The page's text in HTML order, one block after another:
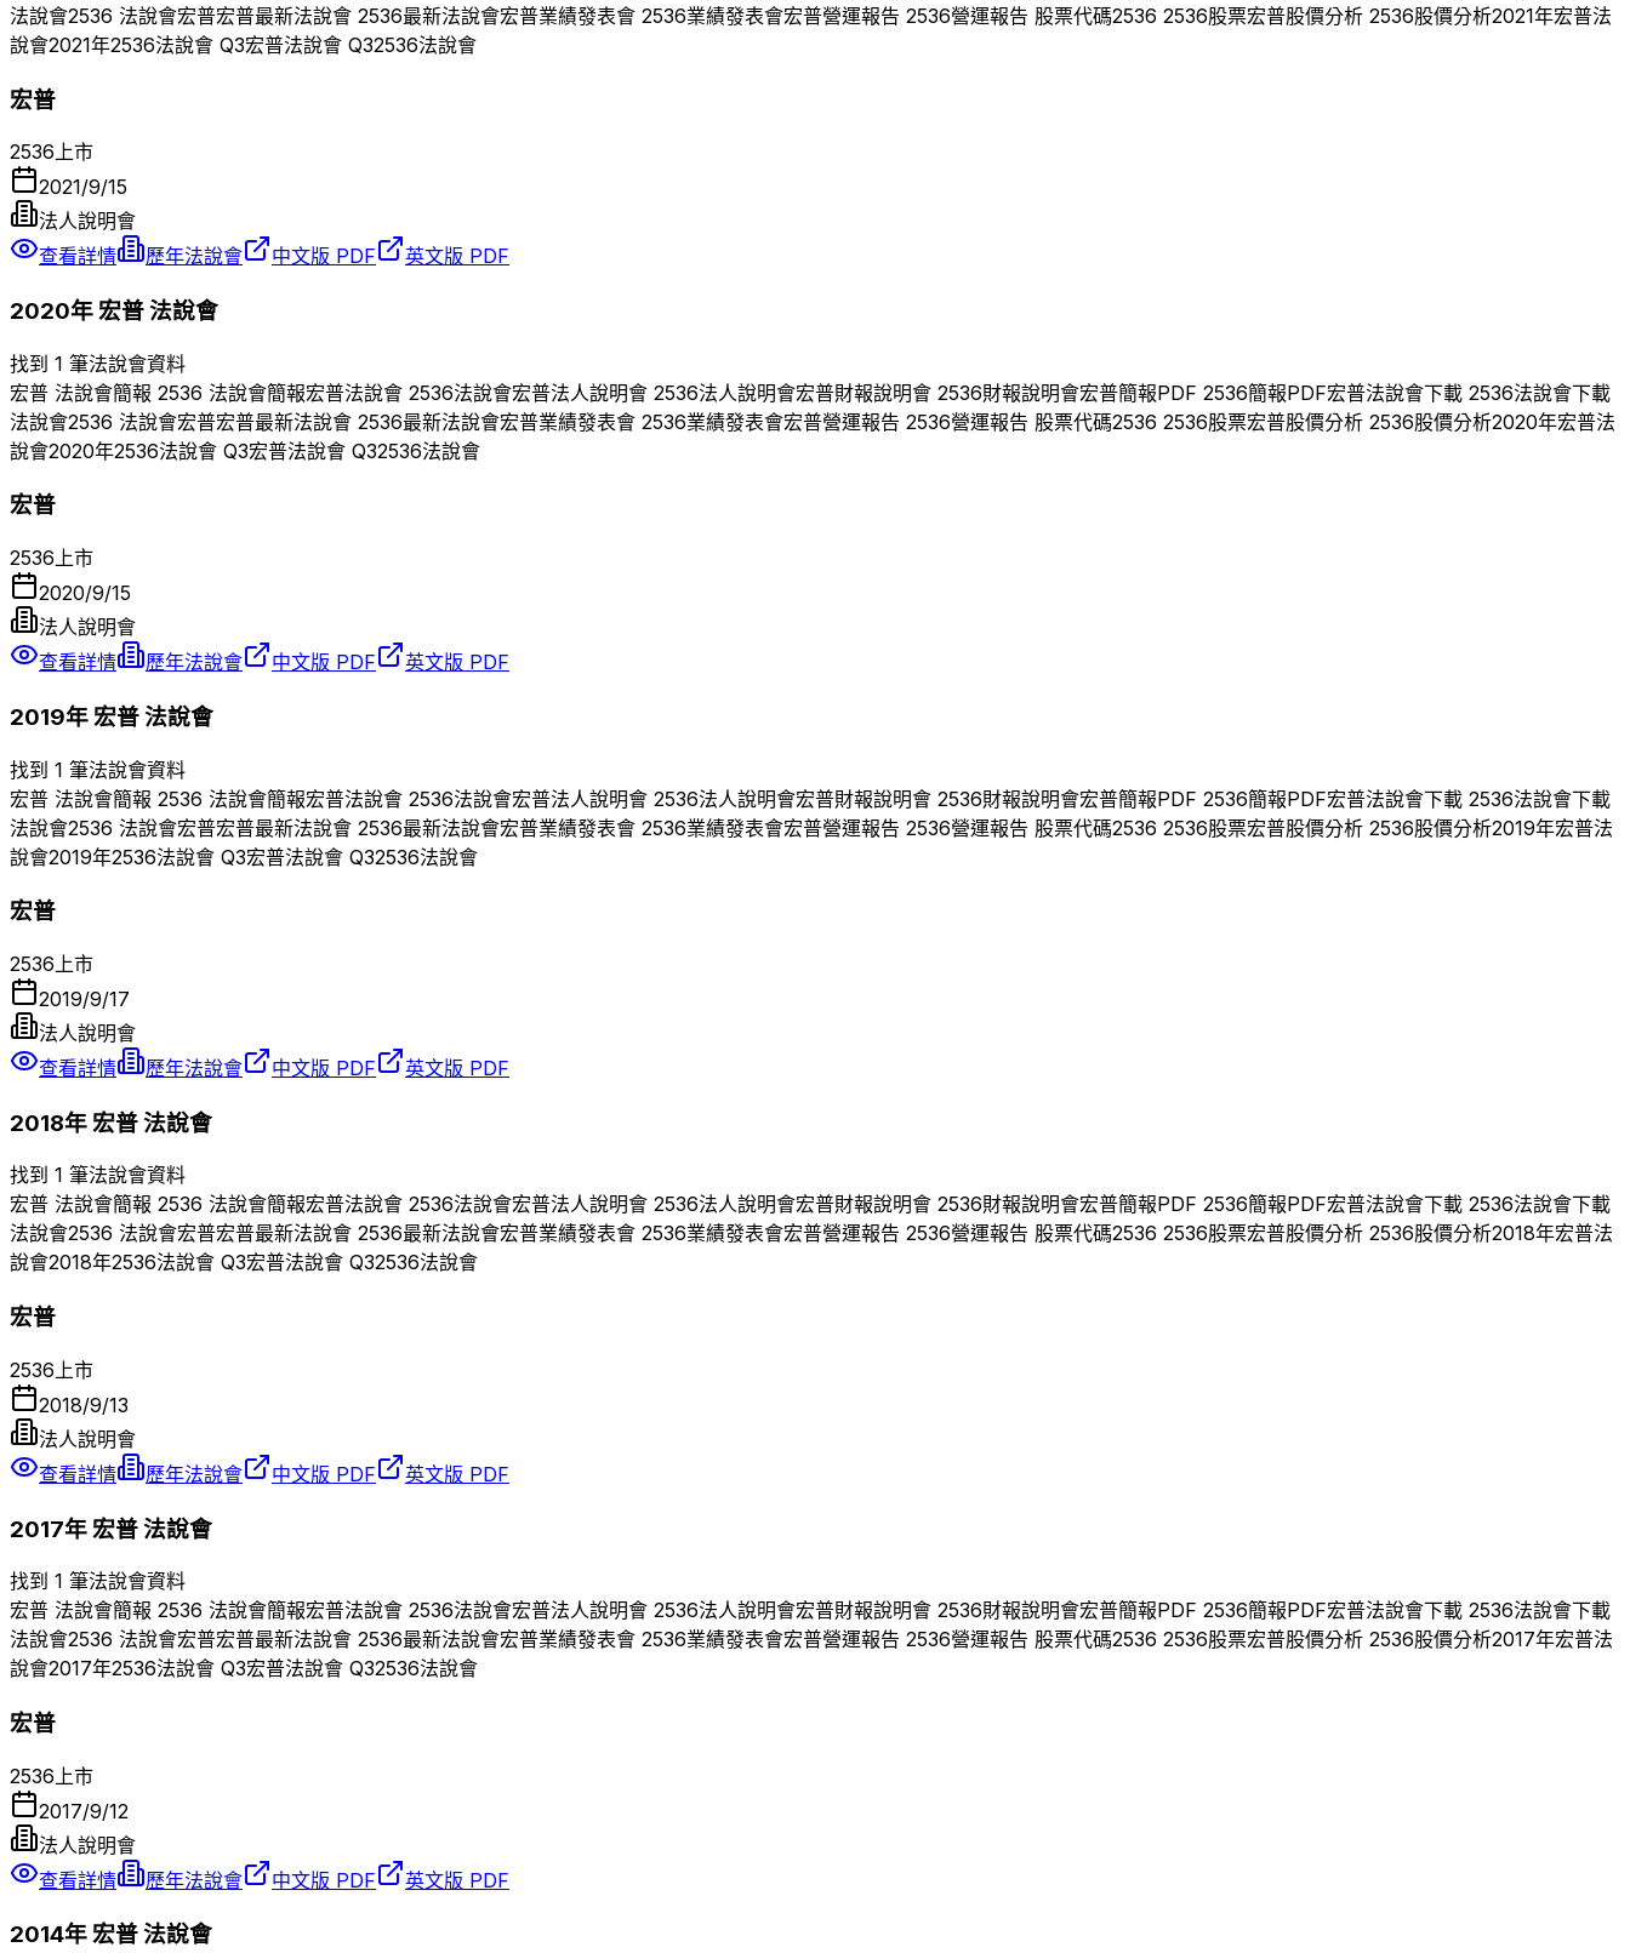
法說會2536 法說會宏普宏普最新法說會 2536最新法說會宏普業績發表會 2536業績發表會宏普營運報告 2536營運報告 股票代碼2536 2536股票宏普股價分析 2536股價分析2021年宏普法
說會2021年2536法說會 Q3宏普法說會 Q32536法說會
宏普
2536上市
2021/9/15
法人說明會
查看詳情
歷年法說會 中文版 PDF 英文版 PDF
2020年宏普法說會
找到 1 筆法說會資料
宏普 法說會簡報 2536 法說會簡報宏普法說會 2536法說會宏普法人說明會 2536法人說明會宏普財報說明會 2536財報說明會宏普簡報PDF 2536簡報PDF宏普法說會下載 2536法說會下載
法說會2536 法說會宏普宏普最新法說會 2536最新法說會宏普業績發表會 2536業績發表會宏普營運報告 2536營運報告 股票代碼2536 2536股票宏普股價分析 2536股價分析2020年宏普法
說會2020年2536法說會 Q3宏普法說會 Q32536法說會
宏普
2536上市
2020/9/15
法人說明會
查看詳情
歷年法說會 中文版 PDF 英文版 PDF
2019年宏普法說會
找到 1 筆法說會資料
宏普 法說會簡報 2536 法說會簡報宏普法說會 2536法說會宏普法人說明會 2536法人說明會宏普財報說明會 2536財報說明會宏普簡報PDF 2536簡報PDF宏普法說會下載 2536法說會下載
法說會2536 法說會宏普宏普最新法說會 2536最新法說會宏普業績發表會 2536業績發表會宏普營運報告 2536營運報告 股票代碼2536 2536股票宏普股價分析 2536股價分析2019年宏普法
說會2019年2536法說會 Q3宏普法說會 Q32536法說會
宏普
2536上市
2019/9/17
法人說明會
查看詳情
歷年法說會 中文版 PDF 英文版 PDF
2018年宏普法說會
找到 1 筆法說會資料
宏普 法說會簡報 2536 法說會簡報宏普法說會 2536法說會宏普法人說明會 2536法人說明會宏普財報說明會 2536財報說明會宏普簡報PDF 2536簡報PDF宏普法說會下載 2536法說會下載
法說會2536 法說會宏普宏普最新法說會 2536最新法說會宏普業績發表會 2536業績發表會宏普營運報告 2536營運報告 股票代碼2536 2536股票宏普股價分析 2536股價分析2018年宏普法
說會2018年2536法說會 Q3宏普法說會 Q32536法說會
宏普
2536 上市
2018/9/13
法人說明會
查看詳情
歷年法說會 中文版 PDF 英文版 PDF
2017年 宏普法說會
找到 1 筆法說會資料
宏普 法說會簡報 2536 法說會簡報宏普法說會 2536法說會宏普法人說明會 2536法人說明會宏普財報說明會 2536財報說明會宏普簡報PDF 2536簡報PDF宏普法說會下載 2536法說會下載
法說會2536 法說會宏普宏普最新法說會 2536最新法說會宏普業績發表會 2536業績發表會宏普營運報告 2536營運報告 股票代碼2536 2536股票宏普股價分析 2536股價分析2017年宏普法
說會2017年2536法說會 Q3宏普法說會 Q32536法說會
宏普
2536 上市
2017/9/12
法人說明會
查看詳情
歷年法說會 中文版 PDF 英文版 PDF
2014年宏普法說會